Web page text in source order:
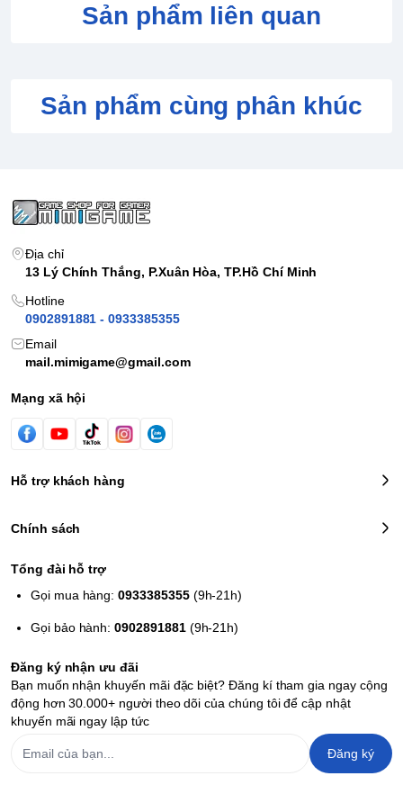
Sản phẩm liên quan
Sản phẩm cùng phân khúc
Địa chỉ
13 Lý Chính Thắng, P.Xuân Hòa, TP.Hồ Chí Minh
Hotline
0902891881 - 0933385355
Email
mail.mimigame@gmail.com
Mạng xã hội
Hỗ trợ khách hàng
Chính sách
Tổng đài hỗ trợ
Gọi mua hàng:0933385355(9h-21h)
Gọi bảo hành:0902891881(9h-21h)
Đăng ký nhận ưu đãi
Bạn muốn nhận khuyến mãi đặc biệt? Đăng kí tham gia ngay cộng
động hơn 30.000+ người theo dõi của chúng tôi để cập nhật
khuyến mãi ngay lập tức
Đăng ký